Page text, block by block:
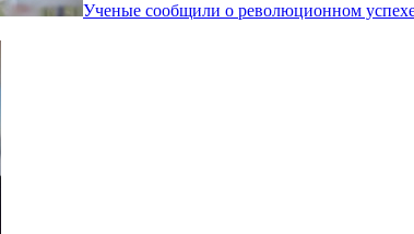
Ученые сообщили о революционном